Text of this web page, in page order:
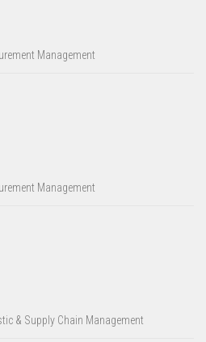
Management
Management
& Supply Chain Management